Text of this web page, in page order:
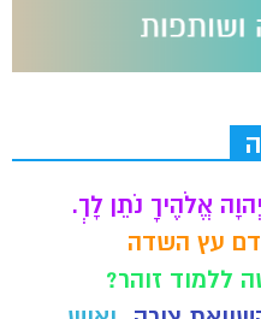
אֱלֹהֶיךָ נֹתֵן לָךְ.
עץ השדה
ללמוד זוהר?